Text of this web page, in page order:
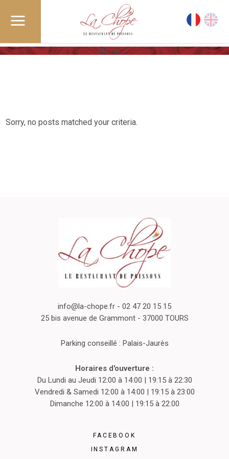
Home/
Sorry, no posts matched your criteria.
info@la-chope.fr - 02 47 20 15 15
25 bis avenue de Grammont - 37000 TOURS
Parking conseillé : Palais-Jaurès
Horaires d'ouverture :
Du Lundi au Jeudi 12:00 à 14:00 | 19:15 à 22:30
Vendredi & Samedi 12:00 à 14:00 | 19:15 à 23:00
Dimanche 12:00 à 14:00 | 19:15 à 22:00
FACEBOOK
INSTAGRAM